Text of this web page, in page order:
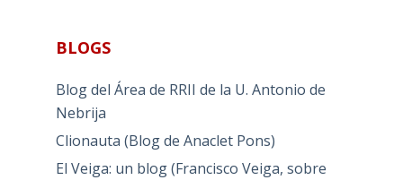
BLOGS
Blog del Área de RRII de la U. Antonio de
Nebrija
Clionauta (Blog de Anaclet Pons)
El Veiga: un blog (Francisco Veiga, sobre